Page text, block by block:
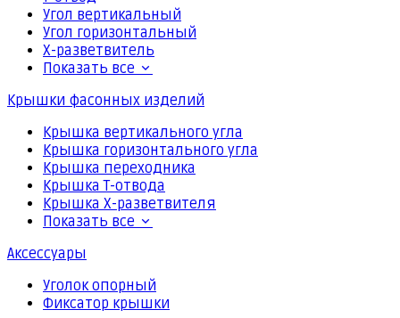
Угол вертикальный
Угол горизонтальный
Х-разветвитель
Показать все
Крышки фасонных изделий
Крышка вертикального угла
Крышка горизонтального угла
Крышка переходника
Крышка Т-отвода
Крышка Х-разветвителя
Показать все
Аксессуары
Уголок опорный
Фиксатор крышки